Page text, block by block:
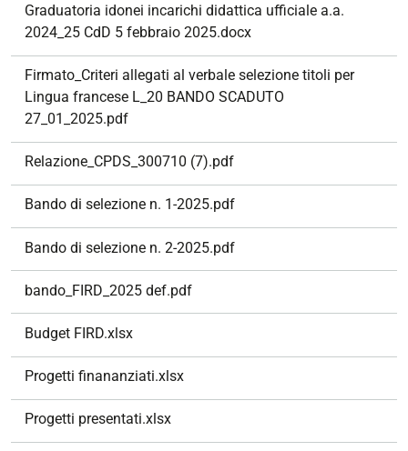
Graduatoria idonei incarichi didattica ufficiale a.a.
2024_25 CdD 5 febbraio 2025.docx
Firmato_Criteri allegati al verbale selezione titoli per
Lingua francese L_20 BANDO SCADUTO
27_01_2025.pdf
Relazione_CPDS_300710 (7).pdf
Bando di selezione n. 1-2025.pdf
Bando di selezione n. 2-2025.pdf
bando_FIRD_2025 def.pdf
Budget FIRD.xlsx
Progetti finananziati.xlsx
Progetti presentati.xlsx